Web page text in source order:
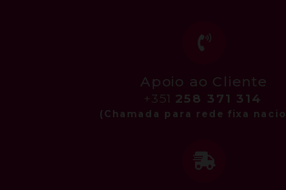
Apoio ao Cliente
+351 258 371 314